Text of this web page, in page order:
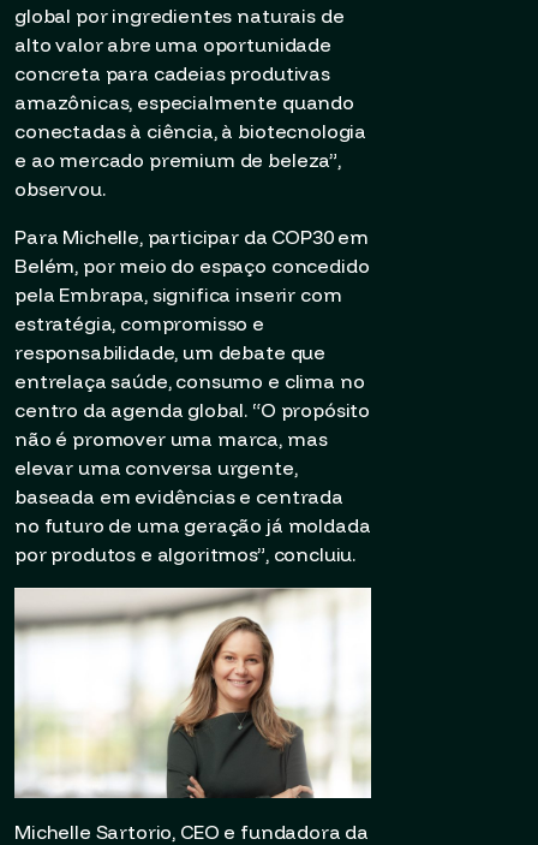
global por ingredientes naturais de
alto valor abre uma oportunidade
concreta para cadeias produtivas
amazônicas, especialmente quando
conectadas à ciência, à biotecnologia
e ao mercado premium de beleza”,
observou.
Para Michelle, participar da COP30 em
Belém, por meio do espaço concedido
pela Embrapa, significa inserir com
estratégia, compromisso e
responsabilidade, um debate que
entrelaça saúde, consumo e clima no
centro da agenda global. “O propósito
não é promover uma marca, mas
elevar uma conversa urgente,
baseada em evidências e centrada
no futuro de uma geração já moldada
por produtos e algoritmos”, concluiu.
Michelle Sartorio, CEO e fundadora da